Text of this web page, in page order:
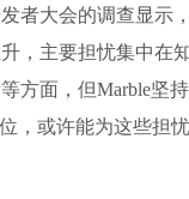
者大会的调查显示
，主要担忧集中在
方面，但Marble坚
，或许能为这些担